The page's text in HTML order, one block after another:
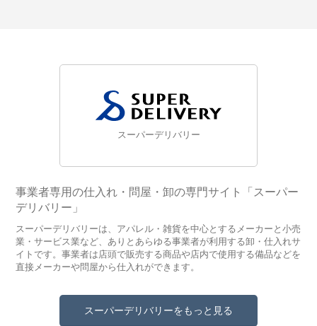
スーパーデリバリー
事業者専用の仕入れ・問屋・卸の専門サイト「スーパー
デリバリー」
スーパーデリバリーは、アパレル・雑貨を中心とするメーカーと小売
業・サービス業など、ありとあらゆる事業者が利用する卸・仕入れサ
イトです。事業者は店頭で販売する商品や店内で使用する備品などを
直接メーカーや問屋から仕入れができます。
スーパーデリバリーをもっと見る